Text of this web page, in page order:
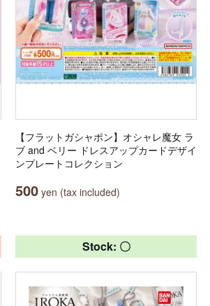
【フラットガシャポン】オシャレ魔女 ラ
ブ and ベリー ドレスアップカードデザイ
ンプレートコレクション
500 yen (tax included)
Stock: 〇